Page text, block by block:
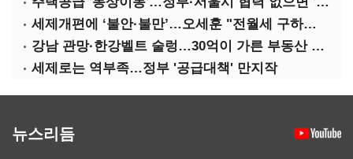
세제개편에 ‘불안·불만’…오세훈 "전월세 구하기 더 힘들어질 것"
강남 관망·한강벨트 술렁…30억이 가른 부동산 민심
세제로는 역부족…정부 '공급대책' 만지작
뉴스리듬